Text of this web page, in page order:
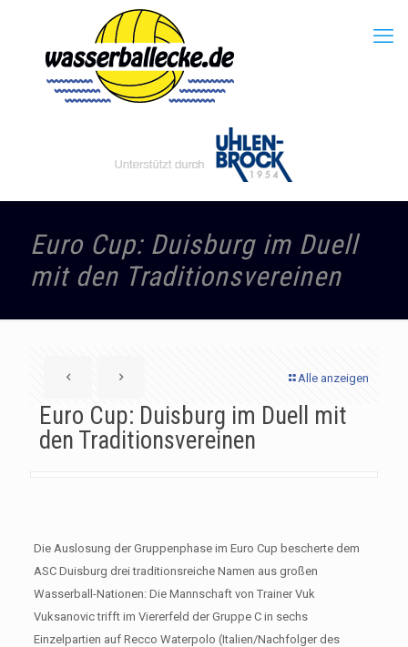
Euro Cup: Duisburg im Duell
mit den Traditionsvereinen
Alle anzeigen
Euro Cup: Duisburg im Duell mit
den Traditionsvereinen
Die Auslosung der Gruppenphase im Euro Cup bescherte dem
ASC Duisburg drei traditionsreiche Namen aus großen
Wasserball-Nationen: Die Mannschaft von Trainer Vuk
Vuksanovic trifft im Viererfeld der Gruppe C in sechs
Einzelpartien auf Recco Waterpolo (Italien/Nachfolger des